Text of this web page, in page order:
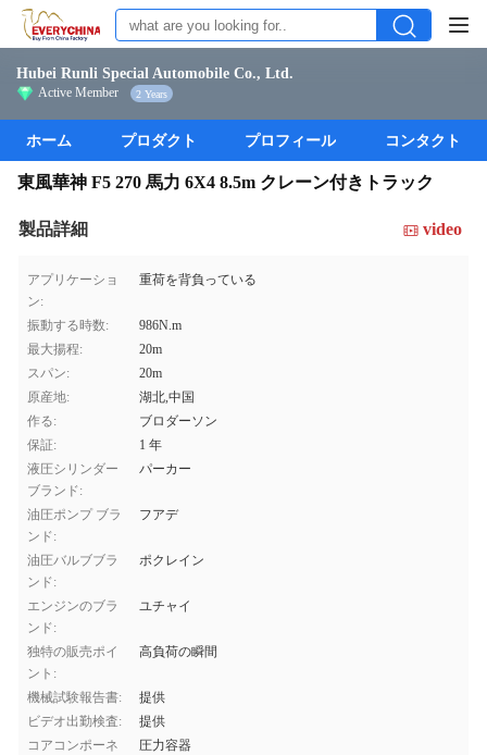
Hubei Runli Special Automobile Co., Ltd.
Active Member 2 Years
ホーム プロダクト プロフィール コンタクト
東風華神 F5 270 馬力 6X4 8.5m クレーン付きトラック
製品詳細 video
アプリケーショ
ン:
重荷を背負っている
振動する時数:
986N.m
最大揚程:
20m
スパン:
20m
原産地:
湖北,中国
作る:
ブロダーソン
保証:
1 年
液圧シリンダー
ブランド:
パーカー
油圧ポンプ ブラ
ンド:
フアデ
油圧バルブブラ
ンド:
ポクレイン
エンジンのブラ
ンド:
ユチャイ
独特の販売ポイ
ント:
高負荷の瞬間
機械試験報告書:
提供
ビデオ出勤検査:
提供
コアコンポーネ
圧力容器